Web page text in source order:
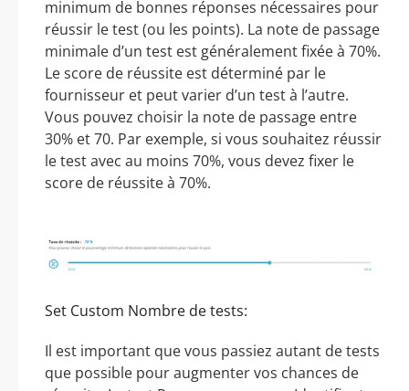
minimum de bonnes réponses nécessaires pour
réussir le test (ou les points). La note de passage
minimale d’un test est généralement fixée à 70%.
Le score de réussite est déterminé par le
fournisseur et peut varier d’un test à l’autre.
Vous pouvez choisir la note de passage entre
30% et 70. Par exemple, si vous souhaitez réussir
le test avec au moins 70%, vous devez fixer le
score de réussite à 70%.
Set Custom Nombre de tests:
Il est important que vous passiez autant de tests
que possible pour augmenter vos chances de